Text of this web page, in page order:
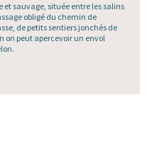
sauvage, située entre les salins
obligé du chemin de
de petits sentiers jonchés de
on peut apercevoir un envol